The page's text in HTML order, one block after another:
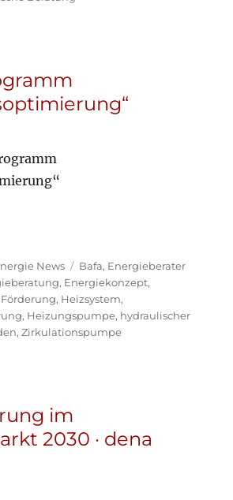
„Heizungsoptimierung““
News Schlagwörter
Bafa, Energieberater
, Energiekonzept,
Förderung, Heizsystem,
, Heizungspumpe, hydraulischer
,Zirkulationspumpe
im
2030 · dena